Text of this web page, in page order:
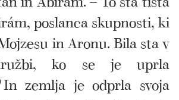
poslanca skupnosti, ki
in Aronu. Bila sta v
ko se je uprla
In zemlja je odprla svoja